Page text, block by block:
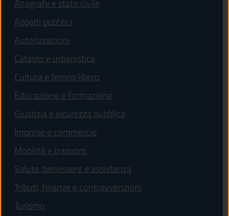
Anagrafe e stato civile
Appalti pubblici
Autorizzazioni
Catasto e urbanistica
Cultura e tempo libero
Educazione e formazione
Giustizia e sicurezza pubblica
Imprese e commercio
Mobilità e trasporti
Salute, benessere e assistenza
Tributi, finanze e contravvenzioni
Turismo